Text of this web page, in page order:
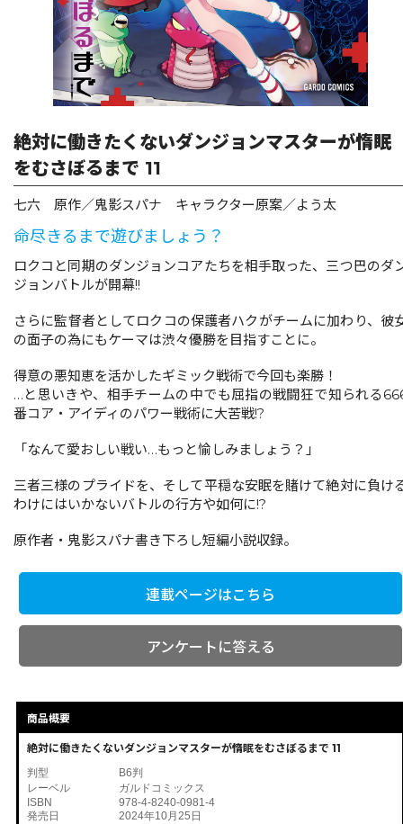
コミックエッセイ
閉じる
絶対に働きたくないダンジョンマスターが惰眠
をむさぼるまで 11
七六 原作／鬼影スパナ キャラクター原案／よう太
命尽きるまで遊びましょう？
ロクコと同期のダンジョンコアたちを相手取った、三つ巴のダ
ジョンバトルが開幕!!
さらに監督者としてロクコの保護者ハクがチームに加わり、彼
の面子の為にもケーマは渋々優勝を目指すことに。
得意の悪知恵を活かしたギミック戦術で今回も楽勝！
…と思いきや、相手チームの中でも屈指の戦闘狂で知られる
番コア・アイディのパワー戦術に大苦戦!?
「なんて愛おしい戦い…もっと愉しみましょう？」
三者三様のプライドを、そして平穏な安眠を賭けて絶対に負け
わけにはいかないバトルの行方や如何に!?
原作者・鬼影スパナ書き下ろし短編小説収録。
連載ページはこちら
アンケートに答える
商品概要
絶対に働きたくないダンジョンマスターが惰眠をむさぼるまで 11
判型
B6判
レーベル
ガルドコミックス
ISBN
978-4-8240-0981-4
発売日
2024年10月25日